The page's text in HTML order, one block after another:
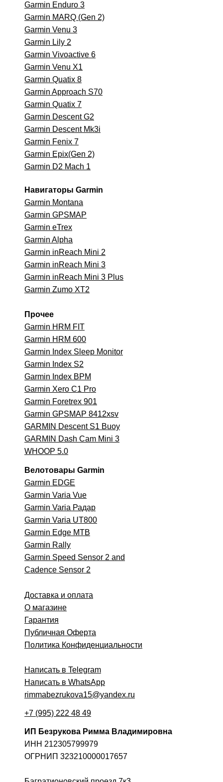
Доставка и оплата
О магазине
Гарантия
Публичная Оферта
Политика Конфиденциальности
Написать в Telegram
Написать в WhatsApp
rimmabezrukova15@yandex.ru
Garmin Enduro 3
Garmin MARQ (Gen 2)
Garmin Venu 3
Garmin Lily 2
Garmin Vivoactive 6
Garmin Venu X1
Garmin Quatix 8
Garmin Approach S70
Garmin Quatix 7
Garmin Descent G2
Garmin Descent Mk3i
Garmin Fenix 7
Garmin Epix(Gen 2)
Garmin D2 Mach 1
Навигаторы Garmin
Garmin Montana
Garmin GPSMAP
Garmin eTrex
Garmin Alpha
Garmin inReach Mini 2
Garmin inReach Mini 3
Garmin inReach Mini 3 Plus
Garmin Zumo XT2
Прочее
Garmin HRM FIT
Garmin HRM 600
Garmin Index Sleep Monitor
Garmin Index S2
Garmin Index BPM
Garmin Xero C1 Pro
Garmin Foretrex 901
Garmin GPSMAP 8412xsv
GARMIN Descent S1 Buoy
GARMIN Dash Cam Mini 3
WHOOP 5.0
+7 (995) 222 48 49
ИП Безрукова Римма Владимировна
ИНН 212305799979
ОГРНИП 323210000017657
Велотовары Garmin
Garmin EDGE
Garmin Varia Vue
Garmin Varia Радар
Garmin Varia UT800
Garmin Edge MTB
Garmin Rally
Garmin Speed Sensor 2 and
Cadence Sensor 2